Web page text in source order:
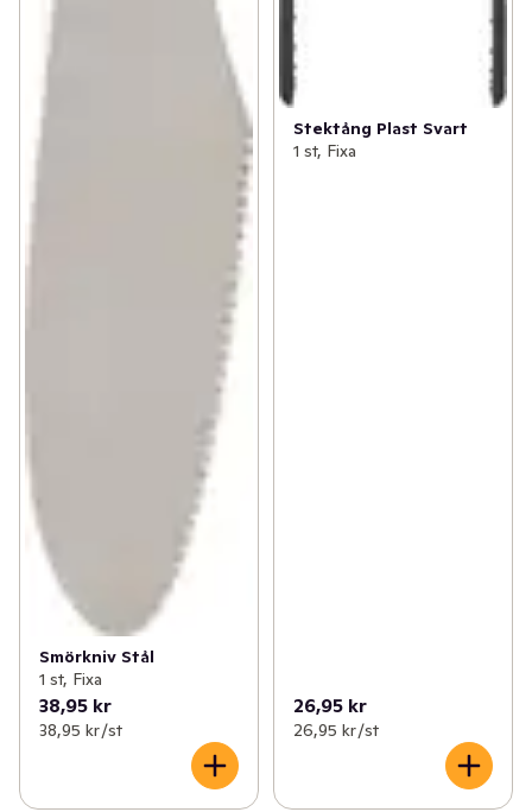
Smörkniv Stål
1 st, Fixa
38,95 kr
38,95 kr /st
Stektång Plast Svart
1 st, Fixa
26,95 kr
26,95 kr /st